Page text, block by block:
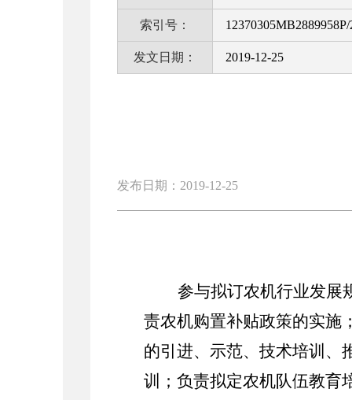
索引号：
发文日期： 2019-12-25
发布日期：2019-12-25
参与拟订农机行业发展
责农机购置补贴政策的实施
的引进、示范、技术培训、
训；负责拟定农机队伍教育